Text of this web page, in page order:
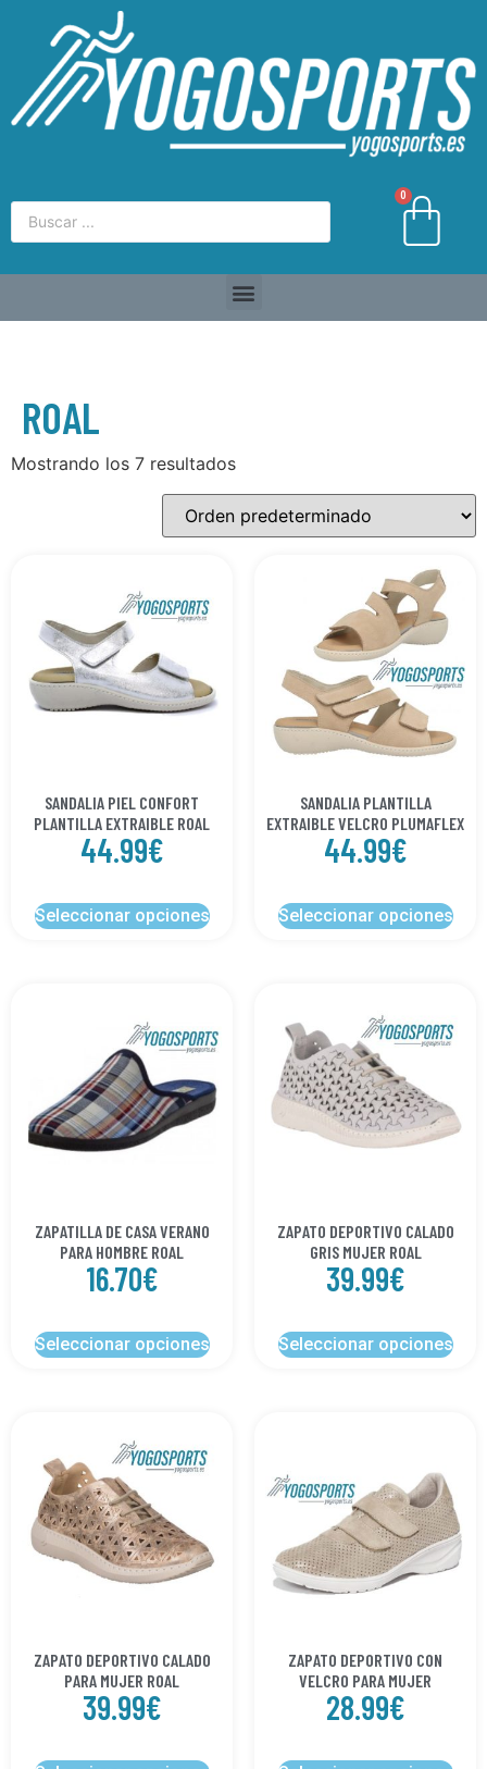
0
ROAL
Mostrando los 7 resultados
SANDALIA PIEL CONFORT
PLANTILLA EXTRAIBLE ROAL
44.99€
Seleccionar opciones
SANDALIA PLANTILLA
EXTRAIBLE VELCRO PLUMAFLEX
44.99€
Seleccionar opciones
ZAPATILLA DE CASA VERANO
PARA HOMBRE ROAL
16.70€
Seleccionar opciones
ZAPATO DEPORTIVO CALADO
GRIS MUJER ROAL
39.99€
Seleccionar opciones
ZAPATO DEPORTIVO CALADO
PARA MUJER ROAL
39.99€
ZAPATO DEPORTIVO CON
VELCRO PARA MUJER
28.99€